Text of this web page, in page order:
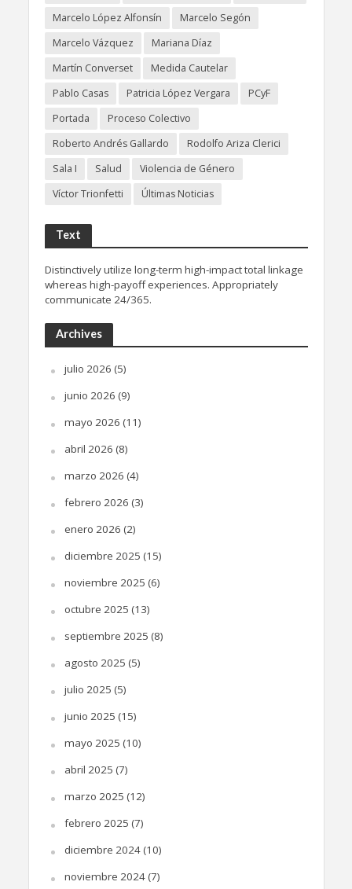
Marcelo López Alfonsín
Marcelo Segón
Marcelo Vázquez
Mariana Díaz
Martín Converset
Medida Cautelar
Pablo Casas
Patricia López Vergara
PCyF
Portada
Proceso Colectivo
Roberto Andrés Gallardo
Rodolfo Ariza Clerici
Sala I
Salud
Violencia de Género
Víctor Trionfetti
Últimas Noticias
Text
Distinctively utilize long-term high-impact total linkage
whereas high-payoff experiences. Appropriately
communicate 24/365.
Archives
julio 2026 (5)
junio 2026 (9)
mayo 2026 (11)
abril 2026 (8)
marzo 2026 (4)
febrero 2026 (3)
enero 2026 (2)
diciembre 2025 (15)
noviembre 2025 (6)
octubre 2025 (13)
septiembre 2025 (8)
agosto 2025 (5)
julio 2025 (5)
junio 2025 (15)
mayo 2025 (10)
abril 2025 (7)
marzo 2025 (12)
febrero 2025 (7)
diciembre 2024(10)
noviembre 2024(7)